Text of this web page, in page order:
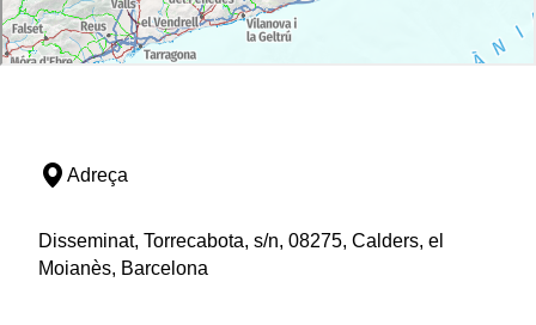
Adreça
Disseminat, Torrecabota, s/n, 08275, Calders, el
Moianès, Barcelona